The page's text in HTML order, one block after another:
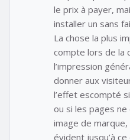
le prix à payer,
installer un sans
La chose la plus
compte lors de la
l’impression
donner aux
l’effet escompté
ou si les pages
image de
évident jusqu’à